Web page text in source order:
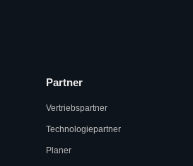
Partner
Vertriebspartner
Technologiepartner
Planer